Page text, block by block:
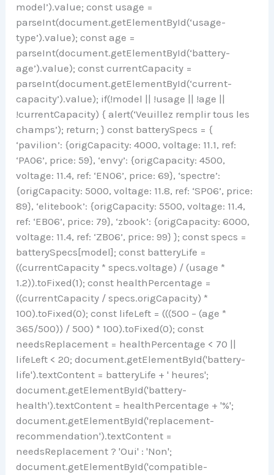
model’).value; const usage =
parseInt(document.getElementById(‘usage-
type’).value); const age =
parseInt(document.getElementById(‘battery-
age’).value); const currentCapacity =
parseInt(document.getElementById(‘current-
capacity’).value); if(!model || !usage || !age ||
!currentCapacity) { alert(‘Veuillez remplir tous les
champs’); return; } const batterySpecs = {
‘pavilion’: {origCapacity: 4000, voltage: 11.1, ref:
‘PA06’, price: 59}, ‘envy’: {origCapacity: 4500,
voltage: 11.4, ref: ‘EN06’, price: 69}, ‘spectre’:
{origCapacity: 5000, voltage: 11.8, ref: ‘SP06’, price:
89}, ‘elitebook’: {origCapacity: 5500, voltage: 11.4,
ref: ‘EB06’, price: 79}, ‘zbook’: {origCapacity: 6000,
voltage: 11.4, ref: ‘ZB06’, price: 99} }; const specs =
batterySpecs[model]; const batteryLife =
((currentCapacity * specs.voltage) / (usage *
1.2)).toFixed(1); const healthPercentage =
((currentCapacity / specs.origCapacity) *
100).toFixed(0); const lifeLeft = (((500 – (age *
365/500)) / 500) * 100).toFixed(0); const
needsReplacement = healthPercentage < 70 ||
lifeLeft < 20; document.getElementById('battery-
life').textContent = batteryLife + ' heures';
document.getElementById('battery-
health').textContent = healthPercentage + '%';
document.getElementById('replacement-
recommendation').textContent =
needsReplacement ? 'Oui' : 'Non';
document.getElementById('compatible-